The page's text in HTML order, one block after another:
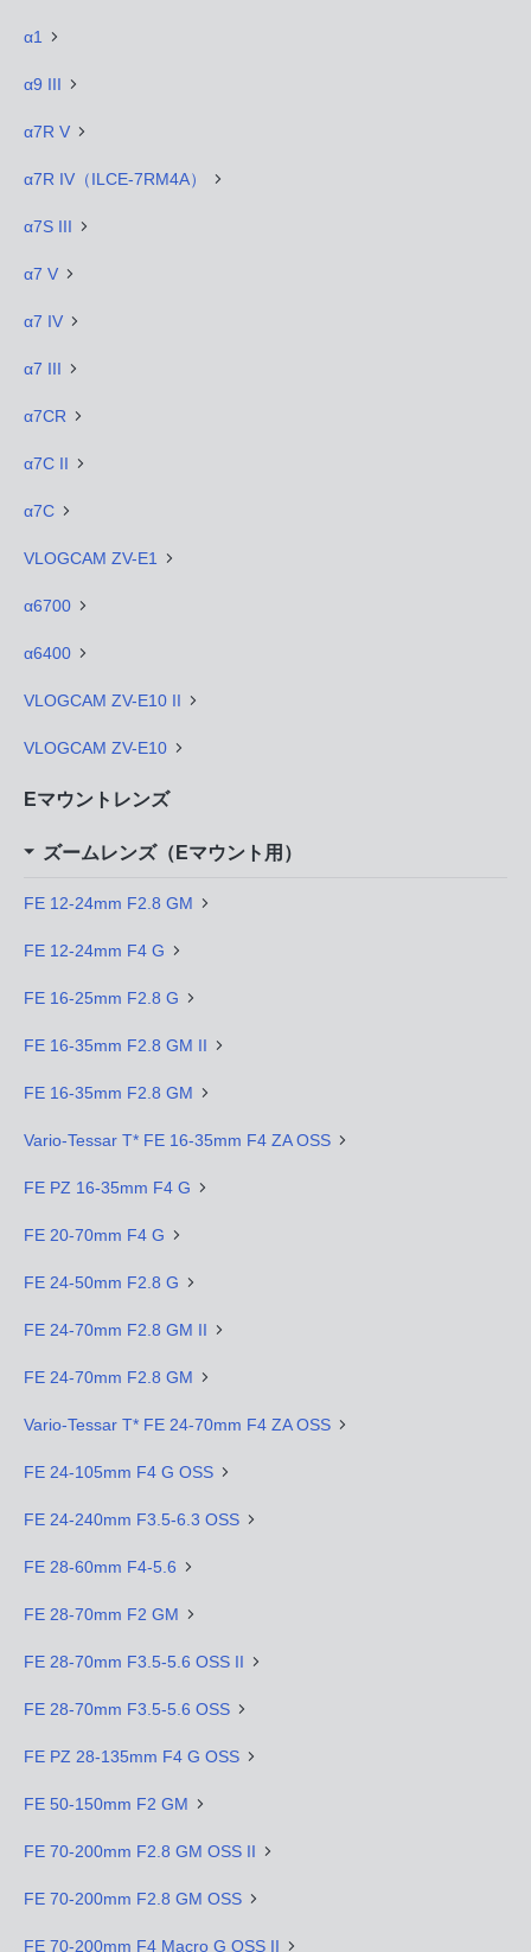
α1
α9 III
α7R V
α7R IV（ILCE-7RM4A）
α7S III
α7 V
α7 IV
α7 III
α7CR
α7C II
α7C
VLOGCAM ZV-E1
α6700
α6400
VLOGCAM ZV-E10 II
VLOGCAM ZV-E10
Eマウントレンズ
ズームレンズ（Eマウント用）
FE 12-24mm F2.8 GM
FE 12-24mm F4 G
FE 16-25mm F2.8 G
FE 16-35mm F2.8 GM II
FE 16-35mm F2.8 GM
Vario-Tessar T* FE 16-35mm F4 ZA OSS
FE PZ 16-35mm F4 G
FE 20-70mm F4 G
FE 24-50mm F2.8 G
FE 24-70mm F2.8 GM II
FE 24-70mm F2.8 GM
Vario-Tessar T* FE 24-70mm F4 ZA OSS
FE 24-105mm F4 G OSS
FE 24-240mm F3.5-6.3 OSS
FE 28-60mm F4-5.6
FE 28-70mm F2 GM
FE 28-70mm F3.5-5.6 OSS II
FE 28-70mm F3.5-5.6 OSS
FE PZ 28-135mm F4 G OSS
FE 50-150mm F2 GM
FE 70-200mm F2.8 GM OSS II
FE 70-200mm F2.8 GM OSS
FE 70-200mm F4 Macro G OSS II